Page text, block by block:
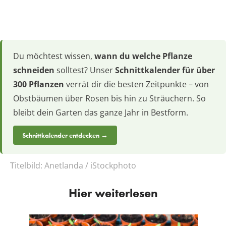
Du möchtest wissen, wann du welche Pflanze
schneiden solltest? UnserSchnittkalender für über
300 Pflanzen verrät dir die besten Zeitpunkte – von
Obstbäumen über Rosen bis hin zu Sträuchern. So
bleibt dein Garten das ganze Jahr in Bestform.
Schnittkalender entdecken →
Titelbild: Anetlanda / iStockphoto
Hier weiterlesen